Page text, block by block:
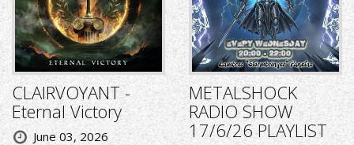
CLAIRVOYANT -
Eternal Victory
June 03, 2026
METALSHOCK
RADIO SHOW
17/6/26 PLAYLIST